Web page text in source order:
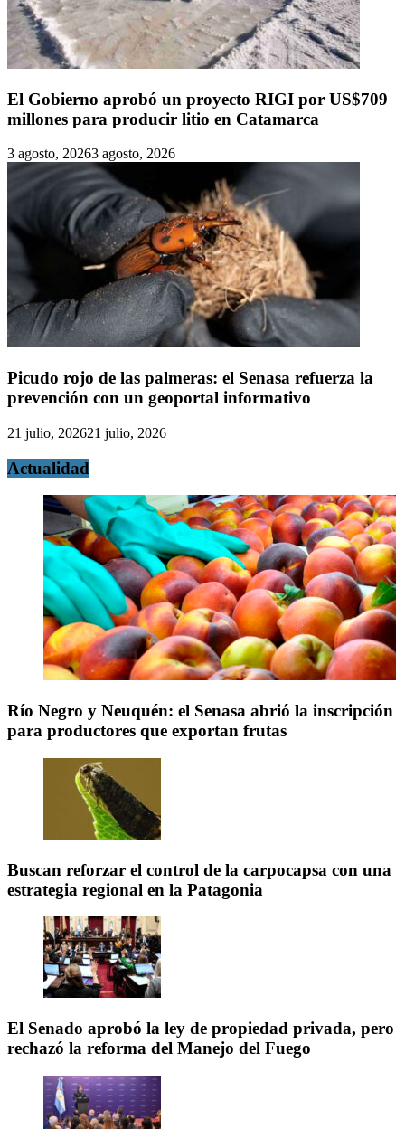
El Gobierno aprobó un proyecto RIGI por US$709
millones para producir litio en Catamarca
3 agosto, 20263 agosto, 2026
Picudo rojo de las palmeras: el Senasa refuerza la
prevención con un geoportal informativo
21 julio, 202621 julio, 2026
Actualidad
Río Negro y Neuquén: el Senasa abrió la inscripción
para productores que exportan frutas
Buscan reforzar el control de la carpocapsa con una
estrategia regional en la Patagonia
El Senado aprobó la ley de propiedad privada, pero
rechazó la reforma del Manejo del Fuego